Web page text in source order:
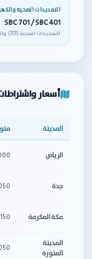
التمديدات الصحية
SBC 701 / SBC 401
التمديدات الصحية (701) والكود الكهربائي (401)
أسعار
المدينة
الرياض
جدة
مكة المكرمة
المدينة
المنورة